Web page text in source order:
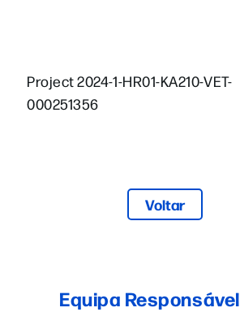
Project 2024-1-HR01-KA210-VET-
000251356
Voltar
Equipa Responsável